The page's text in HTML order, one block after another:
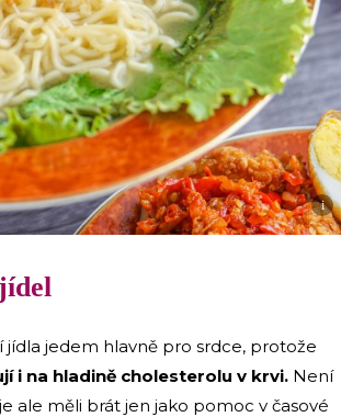
i
jídla jedem hlavně pro srdce, protože
i na hladině cholesterolu v krvi. Není
ale měli brát jen jako pomoc v časové